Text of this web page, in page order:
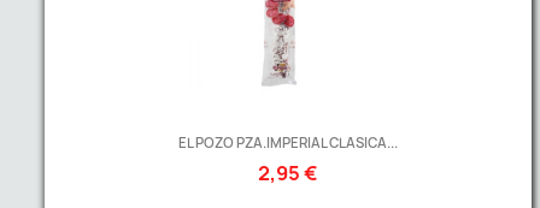
EL POZO PZA.IMPERIAL CLASICA...
2,95 €